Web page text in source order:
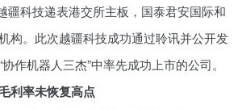
临？
科技递表港交所主板，国泰君安国际和
构。此次越疆科技成功通过聆讯并公开发
作机器人三杰”中率先成功上市的公司。
利率未恢复高点